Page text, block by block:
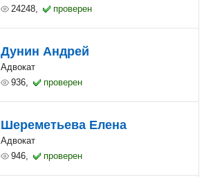
24248,
проверен
Дунин Андрей
Адвокат
936,
проверен
Шереметьева Елена
Адвокат
946,
проверен